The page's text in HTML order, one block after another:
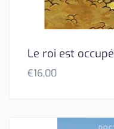
Le roi est occupé
€16,00